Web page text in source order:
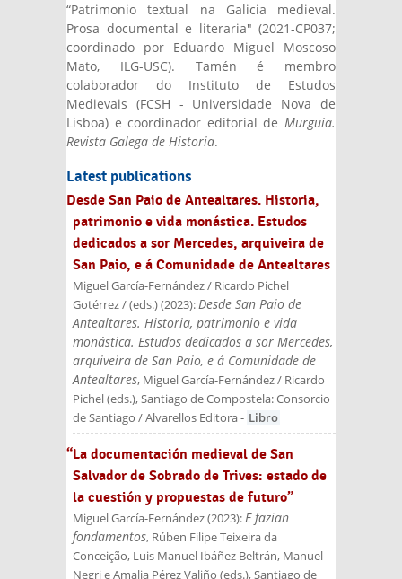
“Patrimonio textual na Galicia medieval.
Prosa documental e literaria" (2021-CP037;
coordinado por Eduardo Miguel Moscoso
Mato, ILG-USC). Tamén é membro
colaborador do Instituto de Estudos
Medievais (FCSH - Universidade Nova de
Lisboa) e coordinador editorial de Murguía.
Revista Galega de Historia.
Latest publications
Desde San Paio de Antealtares. Historia,
patrimonio e vida monástica. Estudos
dedicados a sor Mercedes, arquiveira de
San Paio, e á Comunidade de Antealtares
Miguel García-Fernández / Ricardo Pichel
Gotérrez / (eds.)(2023):Desde San Paio de
Antealtares. Historia, patrimonio e vida
monástica. Estudos dedicados a sor Mercedes,
arquiveira de San Paio, e á Comunidade de
Antealtares, Miguel García-Fernández / Ricardo
Pichel (eds.), Santiago de Compostela: Consorcio
de Santiago / Alvarellos Editora- Libro
“La documentación medieval de San
Salvador de Sobrado de Trives: estado de
la cuestión y propuestas de futuro”
Miguel García-Fernández(2023): E fazian
fondamentos, Rúben Filipe Teixeira da
Conceição, Luis Manuel Ibáñez Beltrán, Manuel
Negri e Amalia Pérez Valiño (eds.), Santiago de